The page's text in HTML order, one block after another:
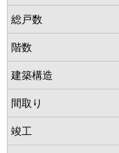
総戸数
階数
建築構造
間取り
竣工